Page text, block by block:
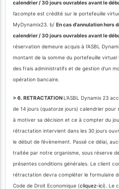
calendrier / 30 jours ouvrables avant le
l’acompte est crédité sur le portefeuille
MyDynamix23. b/ En cas d'annulation hors
calendrier / 30 jours ouvrables avant le
réservation demeure acquis à l’ASBL
montant de la somme du portefeuille
des frais administratifs et de gestion d'un
opération bancaire.
> 6. RETRACTATIONL'ASBL Dynamix 23
de 14 jours (quatorze jours) calendrier
à motiver sa décision et ce à compter du
rétractation intervient dans les 30 jours
le début de l’évènement. Passé ce délai,
traitée par notre organisme, sous réserve
présentes conditions générales. Le client
rétractation devra compléter le formulaire
Code de Droit Economique (cliquez-ici). Le